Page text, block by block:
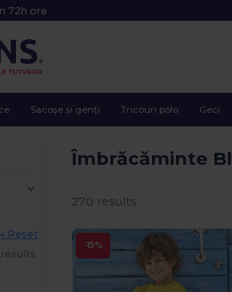
72h ore
Sacoșe și genți Tricouri polo Geci
« Reset
Îmbrăcăminte
270 results.
-15%